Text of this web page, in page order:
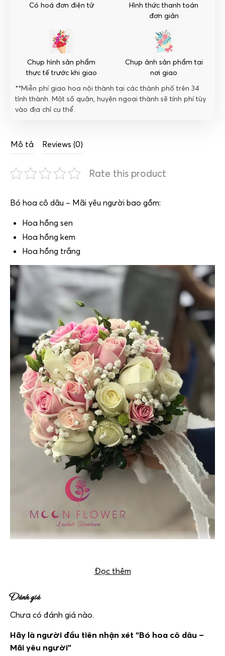
Có hoá đơn điện tử
Hình thức thanh toán
đơn giản
Chụp hình sản phẩm
thực tế trước khi giao
Chụp ảnh sản phẩm tại
nơi giao
**Miễn phí giao hoa nội thành tại các thành phố trên 34
tỉnh thành. Một số quận, huyện ngoại thành sẽ tính phí tùy
vào địa chỉ cụ thể.
Mô tả Reviews (0)
Rate this product
Bó hoa cô dâu – Mãi yêu người bao gồm:
Hoa hồng sen
Hoa hồng kem
Hoa hồng trắng
Đọc thêm
Đánh giá
Chưa có đánh giá nào.
Hãy là người đầu tiên nhận xét “Bó hoa cô dâu –
Mãi yêu người”